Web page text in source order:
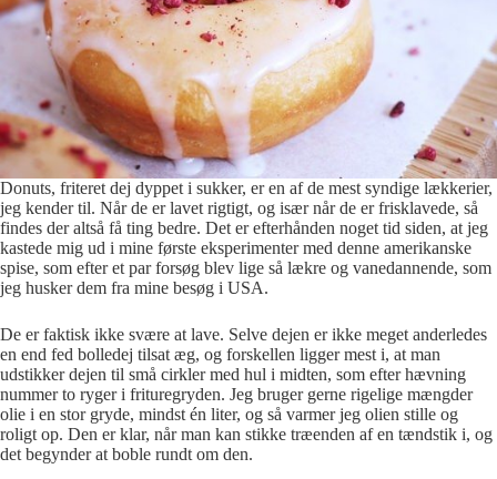
Donuts, friteret dej dyppet i sukker, er en af de mest syndige lækkerier,
jeg kender til. Når de er lavet rigtigt, og især når de er frisklavede, så
findes der altså få ting bedre. Det er efterhånden noget tid siden, at jeg
kastede mig ud i mine første eksperimenter med denne amerikanske
spise, som efter et par forsøg blev lige så lækre og vanedannende, som
jeg husker dem fra mine besøg i USA.
De er faktisk ikke svære at lave. Selve dejen er ikke meget anderledes
en end fed bolledej tilsat æg, og forskellen ligger mest i, at man
udstikker dejen til små cirkler med hul i midten, som efter hævning
nummer to ryger i frituregryden. Jeg bruger gerne rigelige mængder
olie i en stor gryde, mindst én liter, og så varmer jeg olien stille og
roligt op. Den er klar, når man kan stikke træenden af en tændstik i, og
det begynder at boble rundt om den.